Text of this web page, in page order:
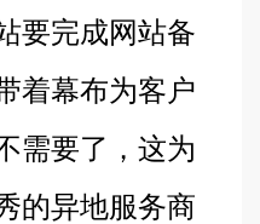
要完成网站备
着幕布为客户
需要了，这为
的异地服务商